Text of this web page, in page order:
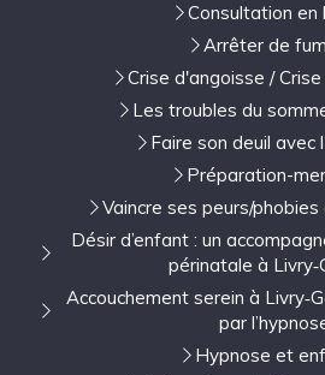
Consultation en
Arrêter de
Crise d'angoisse /
Les troubles du
Faire son deuil avec
Préparation-
Vaincre ses peurs/
Désir d’enfant : un
périnatale à
Accouchement serein à
par
Hypnose et